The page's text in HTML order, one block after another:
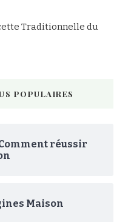
Traditionnelle du
POPULAIRES
réussir
Maison